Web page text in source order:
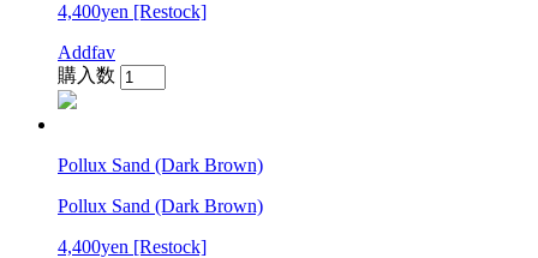
4,400yen [Restock]
Addfav
購入数
Pollux Sand (Dark Brown)
Pollux Sand (Dark Brown)
4,400yen [Restock]